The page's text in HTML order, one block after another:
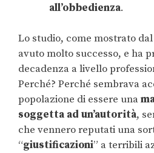
all’obbedienza.
Lo studio, come mostrato
avuto molto successo, e ha
decadenza a livello
Perché? Perché sembrava
popolazione di essere una
soggetta ad un’autorità,
che vennero reputati una
“giustificazioni” a terribili